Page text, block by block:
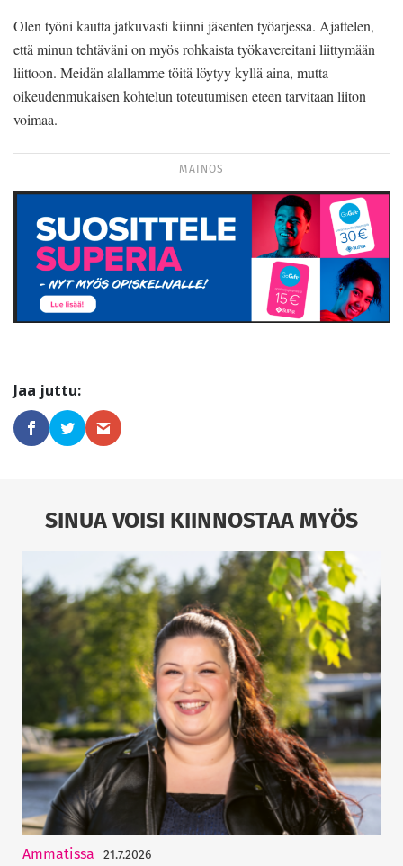
Olen työni kautta jatkuvasti kiinni jäsenten työarjessa. Ajattelen,
että minun tehtäväni on myös rohkaista työkavereitani liittymään
liittoon. Meidän alallamme töitä löytyy kyllä aina, mutta
oikeudenmukaisen kohtelun toteutumisen eteen tarvitaan liiton
voimaa.
MAINOS
SINUA VOISI KIINNOSTAA MYÖS
Ammatissa 21.7.2026